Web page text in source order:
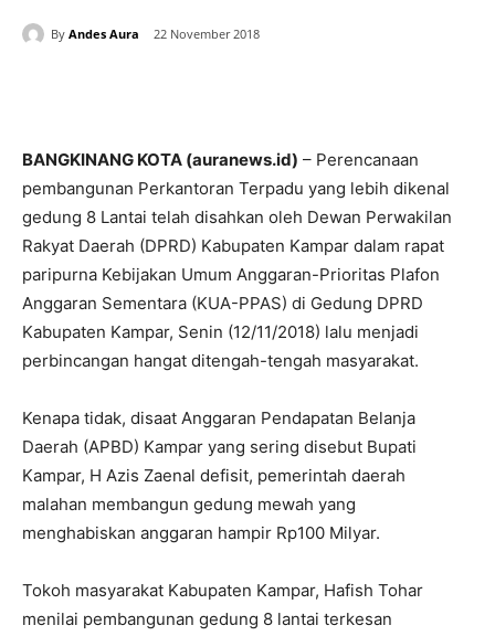
By Andes Aura 22 November 2018
BANGKINANG KOTA (auranews.id) – Perencanaan
pembangunan Perkantoran Terpadu yang lebih dikenal
gedung 8 Lantai telah disahkan oleh Dewan Perwakilan
Rakyat Daerah (DPRD) Kabupaten Kampar dalam rapat
paripurna Kebijakan Umum Anggaran-Prioritas Plafon
Anggaran Sementara (KUA-PPAS) di Gedung DPRD
Kabupaten Kampar, Senin (12/11/2018) lalu menjadi
perbincangan hangat ditengah-tengah masyarakat.
Kenapa tidak, disaat Anggaran Pendapatan Belanja
Daerah (APBD) Kampar yang sering disebut Bupati
Kampar, H Azis Zaenal defisit, pemerintah daerah
malahan membangun gedung mewah yang
menghabiskan anggaran hampir Rp100 Milyar.
Tokoh masyarakat Kabupaten Kampar, Hafish Tohar
menilai pembangunan gedung 8 lantai terkesan